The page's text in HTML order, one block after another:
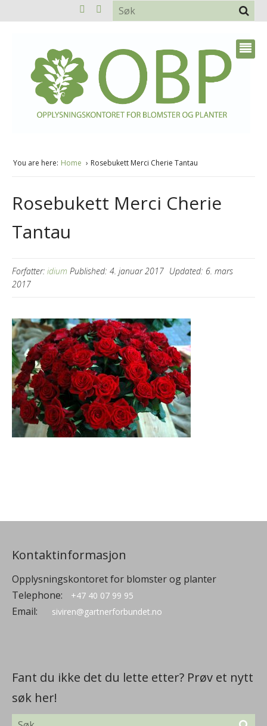
You are here: Home Rosebukett Merci Cherie Tantau
Rosebukett Merci Cherie
Tantau
Forfatter: idium Published: 4. januar 2017 Updated: 6. mars
2017
Kontaktinformasjon
Opplysningskontoret for blomster og planter
Telephone:
+47 40 07 99 95
Email: siviren@gartnerforbundet.no
Fant du ikke det du lette etter? Prøv et nytt
søk her!